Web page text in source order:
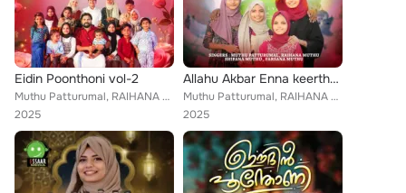
Eidin Poonthoni vol-2
Muthu Patturumal, RAIHANA MUTHU, Shifana Muthu, Farsana Muthu
2025
Allahu Akbar Enna keerthanathaal Avesham
Muthu Patturumal, RAIHANA MUTHU, Shifana Muthu, Farsana Muthu
2025